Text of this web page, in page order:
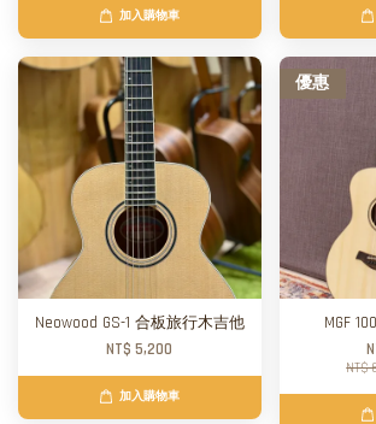
加入購物車
Neowood GS-1 合板旅行木吉他
NT$ 5,200
加入購物車
優惠
MGF